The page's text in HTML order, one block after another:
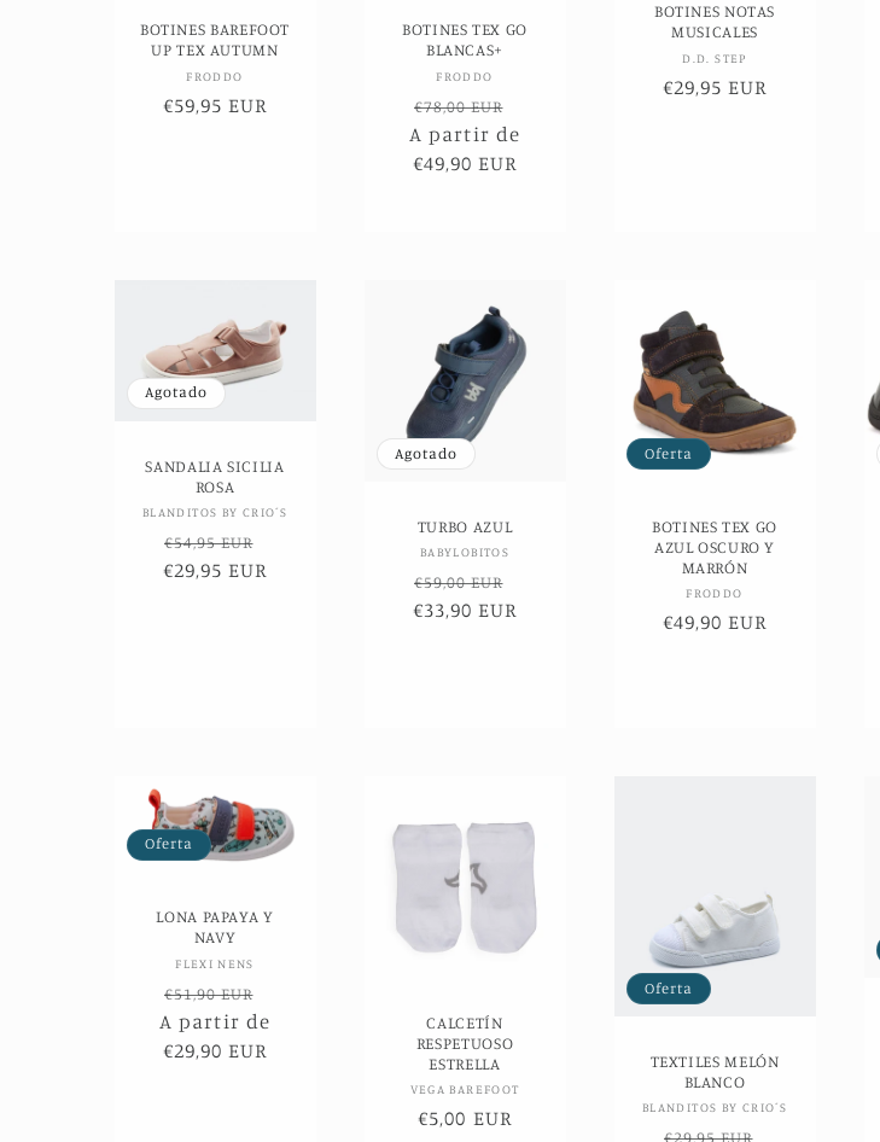
BOTINES BAREFOOT
UP TEX AUTUMN
Proveedor:
FRODDO
Precio
€59,95 EUR
BOTINES TEX GO
BLANCAS+
Proveedor:
FRODDO
Precio
habitual
€78,00 EUR
de
A partir de
€49,90 EUR
BOTINES NOTAS
MUSICALES
Proveedor:
D.D. STEP
Precio
€29,95 EUR
Agotado
SANDALIA SICILIA
ROSA
Proveedor:
BLANDITOS BY CRIO´S
Precio
habitual
€54,95 EUR
de
€29,95 EUR
Agotado
TURBO AZUL
Proveedor:
BABYLOBITOS
Precio
habitual
€59,00 EUR
de
€33,90 EUR
Oferta
BOTINES TEX GO
AZUL OSCURO Y
MARRÓN
Proveedor:
FRODDO
Precio
€49,90 EUR
Oferta
LONA PAPAYA Y
NAVY
Proveedor:
FLEXI NENS
Precio
habitual
€51,90 EUR
de
A partir de
€29,90 EUR
CALCETÍN
RESPETUOSO
ESTRELLA
Proveedor:
VEGA BAREFOOT
Precio
€5,00 EUR
Oferta
TEXTILES MELÓN
BLANCO
Proveedor:
BLANDITOS BY CRIO´S
Precio
€29,95 EUR